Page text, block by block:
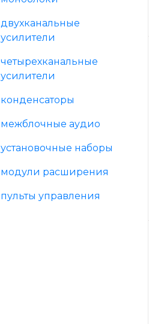
двухканальные
усилители
четырехканальные
усилители
конденсаторы
межблочные аудио
установочные наборы
модули расширения
пульты управления